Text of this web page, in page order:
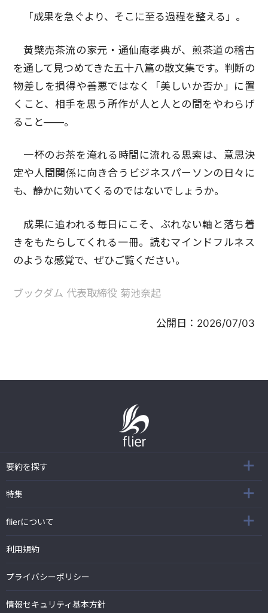
「成果を急ぐより、そこに至る過程を整える」。
黄檗売茶流の家元・通仙庵孝典が、煎茶道の稽古
を通して見つめてきた五十八篇の散文集です。判断の
物差しを損得や善悪ではなく「美しいか否か」に置
くこと、相手を思う所作が人と人との間をやわらげ
ること——。
一杯のお茶を淹れる時間に流れる思索は、意思決
定や人間関係に向き合うビジネスパーソンの日々に
も、静かに効いてくるのではないでしょうか。
成果に追われる毎日にこそ、ぶれない軸と落ち着
きをもたらしてくれる一冊。読むマインドフルネス
のような感覚で、ぜひご覧ください。
ブックダム 代表取締役 菊池奈起
公開日： 2026/07/03
要約を探す
特集
flierについて
利用規約
プライバシーポリシー
情報セキュリティ基本方針